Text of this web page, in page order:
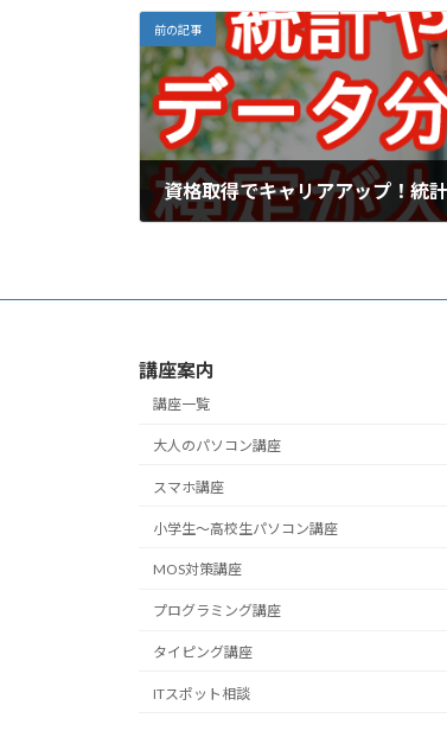
前の記事
講座案内
講座一覧
大人のパソコン講座
スマホ講座
小学生～高校生パソコン講座
MOS対策講座
プログラミング講座
タイピング講座
ITスポット相談